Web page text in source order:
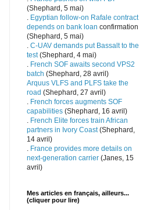
(Shephard, 5 mai)
. Egyptian follow-on Rafale contract
depends on bank loan confirmation
(Shephard, 5 mai)
. C-UAV demands put Bassalt to the
test(Shephard, 4 mai)
. French SOF awaits second VPS2
batch (Shephard, 28 avril)
Arquus VLFS and PLFS take the
road (Shephard, 27 avril)
. French forces augments SOF
capabilities (Shephard, 16 avril)
. French Elite forces train African
partners in Ivory Coast(Shephard,
14 avril)
. France provides more details on
next-generation carrier (Janes, 15
avril)
Mes articles en français, ailleurs...
(cliquer pour lire)